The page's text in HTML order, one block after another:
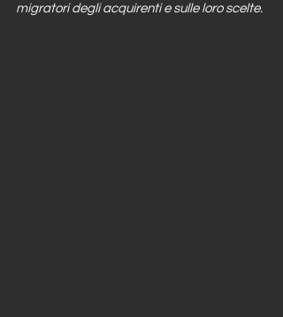
migratori degli acquirenti e sulle loro scelte.